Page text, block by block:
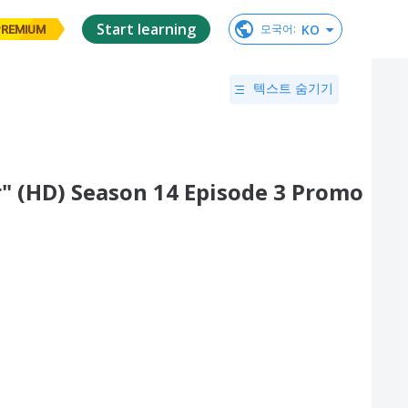
Start learning 모국어: KO
텍스트 숨기기
Season 14 Episode 3 Promo